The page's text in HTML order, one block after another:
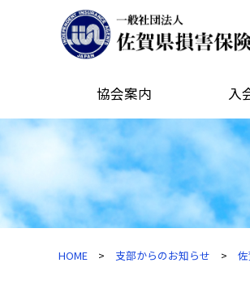
協会案内 入
HOME > 支部からのお知らせ >